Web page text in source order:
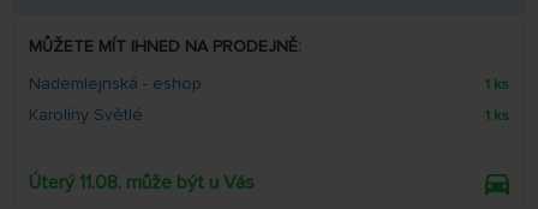
MŮŽETE MÍT IHNED NA PRODEJNĚ:
Nademlejnská - eshop
1 ks
Karolíny Světlé 1 ks
Úterý 11.08. může být u Vás